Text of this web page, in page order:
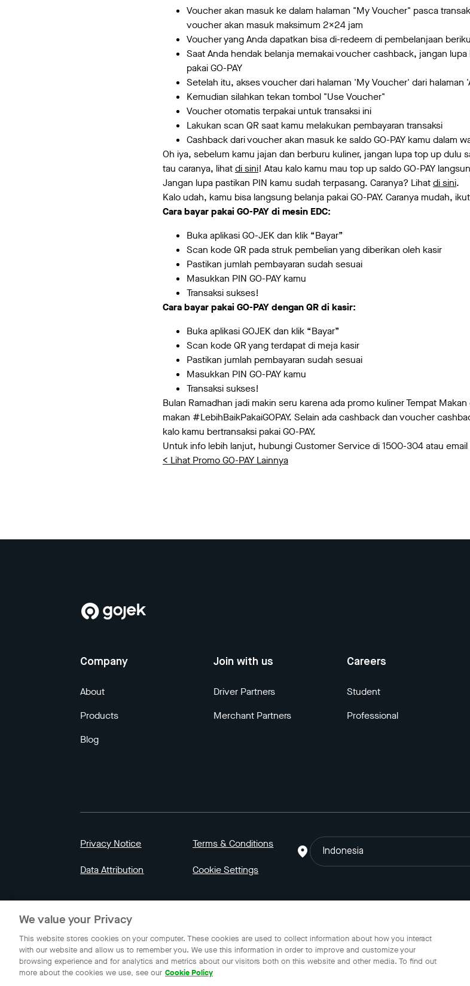
Voucher akan masuk ke dalam halaman "My Voucher" pasca
voucher akan masuk maksimum 2x24 jam
Voucher yang Anda dapatkan bisa di-redeem di pembelanjaan
Saat Anda hendak belanja memakai voucher cashback, jangan
pakai GO-PAY
Setelah itu, akses voucher dari halaman 'My Voucher' dari halaman
Kemudian silahkan tekan tombol "Use Voucher"
Voucher otomatis terpakai untuk transaksi ini
Lakukan scan QR saat kamu melakukan pembayaran transaksi
Cashback dari voucher akan masuk ke saldo GO-PAY kamu dalam
Oh iya, sebelum kamu jajan dan berburu kuliner, jangan lupa top up dulu
tau caranya, lihatdi sini! Atau kalo kamu mau top up saldo GO-PAY
Jangan lupa pastikan PIN kamu sudah terpasang. Caranya? Lihatdi sini.
Kalo udah, kamu bisa langsung belanja pakai GO-PAY. Caranya mudah,
Cara bayar pakai GO-PAY di mesin EDC:
Buka aplikasi GO-JEK dan klik “Bayar”
Scan kode QR pada struk pembelian yang diberikan oleh kasir
Pastikan jumlah pembayaran sudah sesuai
Masukkan PIN GO-PAY kamu
Transaksi sukses!
Cara bayar pakai GO-PAY dengan QR di kasir:
Buka aplikasi GOJEK dan klik “Bayar”
Scan kode QR yang terdapat di meja kasir
Pastikan jumlah pembayaran sudah sesuai
Masukkan PIN GO-PAY kamu
Transaksi sukses!
Bulan Ramadhan jadi makin seru karena ada promo kuliner Tempat
makan #LebihBaikPakaiGOPAY. Selain ada cashback dan voucher
kalo kamu bertransaksi pakai GO-PAY.
Untuk info lebih lanjut, hubungi Customer Service di 1500-304 atau email
< Lihat Promo GO-PAY Lainnya
Company
About
Products
Blog
Join with us
Driver Partners
Merchant Partners
Careers
Student
Professional
Privacy Notice Terms & Conditions
Data Attribution Cookie Settings
Indonesia
Indonesia.
We value your Privacy
This website stores cookies on your computer. These cookies are used to collect information about how you interact
with our website and allow us to remember you. We use this information in order to improve and customize your
browsing experience and for analytics and metrics about our visitors both on this website and other media. To find out
more about the cookies we use, see our Cookie Policy